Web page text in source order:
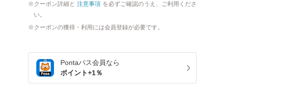
クーポン詳細と 注意事項 を必ずご確認のうえ、ご利用くださ
い。
クーポンの獲得・利用には会員登録が必要です。
Pontaパス会員なら
ポイント+1％